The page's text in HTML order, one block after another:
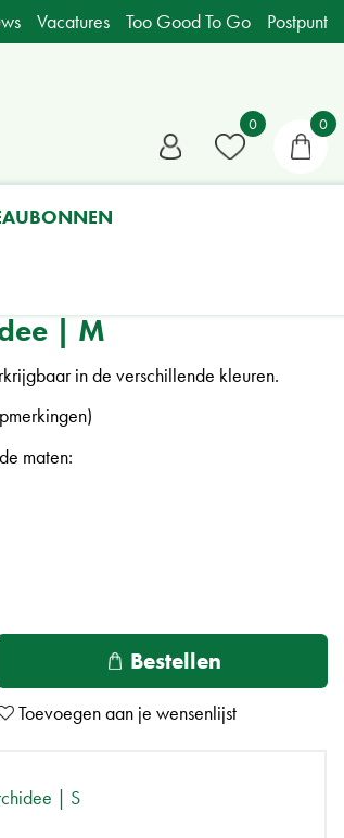
Vacatures Too Good To Go Postpunt
| M
in de verschillende kleuren.
maten:
| S